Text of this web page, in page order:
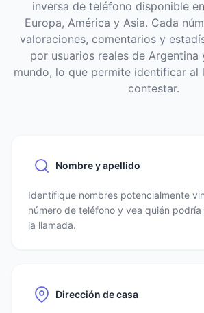
inversa de teléfono disponible
Europa, América y Asia. Cada
valoraciones, comentarios y
por usuarios reales de Argentina
mundo, lo que permite identificar al
contestar.
Nombre y apellido
Identifique nombres potencialmente
número de teléfono y vea quién
la llamada.
Dirección de casa